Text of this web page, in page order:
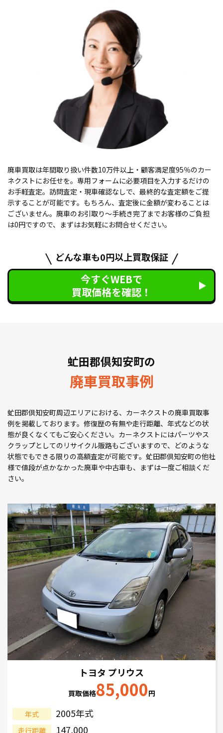
廃車買取は年間取り扱い件数10万件以上・顧客満足度95％のカー
ネクストにお任せを。専用フォームに必要項目を入力するだけの
お手軽査定。訪問査定・現車確認なしで、最終的な査定額をご提
示することが可能です。もちろん、査定後に金額が変わることは
ございません。廃車のお引取り〜手続き完了までお客様のご負担
は0円ですので、まずはお気軽にお問合せください。
どんな車も0円以上買取保証
今すぐWEBで
買取価格を確認！
虻田郡倶知安町の
廃車買取事例
虻田郡倶知安町周辺エリアにおける、カーネクストの廃車買取事
例を掲載しております。修復歴の有無や走行距離、年式などの状
態が良くなくてもご安心ください。カーネクストにはパーツやス
クラップとしてのリサイクル販路もございますので、どのような
状態でもできる限りの高額査定が可能です。虻田郡倶知安町の他社
様で値段が点かなかった廃車や中古車も、まずは一度ご相談くだ
さい。
トヨタ プリウス
買取価格85,000円
年式 2005年式
走行距離 147,000